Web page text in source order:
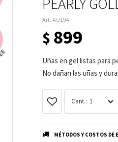
AU194
$ 899
Uñas en gel listas para
No dañan las uñas y
1
MÉTODOS Y COSTOS DE